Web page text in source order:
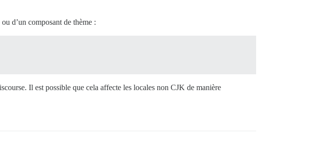
d’un composant de thème :
Il est possible que cela affecte les locales non CJK de manière